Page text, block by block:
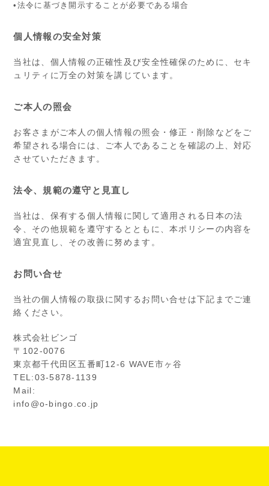
•法令に基づき開示することが必要である場合
個人情報の安全対策
当社は、個人情報の正確性及び安全性確保のために、セキ
ュリティに万全の対策を講じています。
ご本人の照会
お客さまがご本人の個人情報の照会・修正・削除などをご
希望される場合には、ご本人であることを確認の上、対応
させていただきます。
法令、規範の遵守と見直し
当社は、保有する個人情報に関して適用される日本の法
令、その他規範を遵守するとともに、本ポリシーの内容を
適宜見直し、その改善に努めます。
お問い合せ
当社の個人情報の取扱に関するお問い合せは下記までご連
絡ください。
株式会社ビンゴ
〒102-0076
東京都千代田区五番町12-6 WAVE市ヶ谷
TEL:03-5878-1139
Mail:
info@o-bingo.co.jp